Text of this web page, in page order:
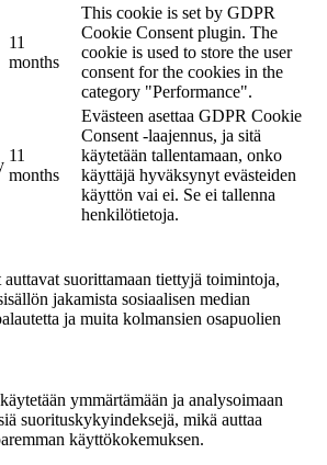
11
months
This cookie is set by GDPR
Cookie Consent plugin. The
cookie is used to store the user
consent for the cookies in the
category "Performance".
11
months
Evästeen asettaa GDPR Cookie
Consent -laajennus, ja sitä
käytetään tallentamaan, onko
käyttäjä hyväksynyt evästeiden
käyttön vai ei. Se ei tallenna
henkilötietoja.
suorittamaan tiettyjä toimintoja,
jakamista sosiaalisen median
ja muita kolmansien osapuolien
ymmärtämään ja analysoimaan
suorituskykyindeksejä, mikä auttaa
käyttökokemuksen.